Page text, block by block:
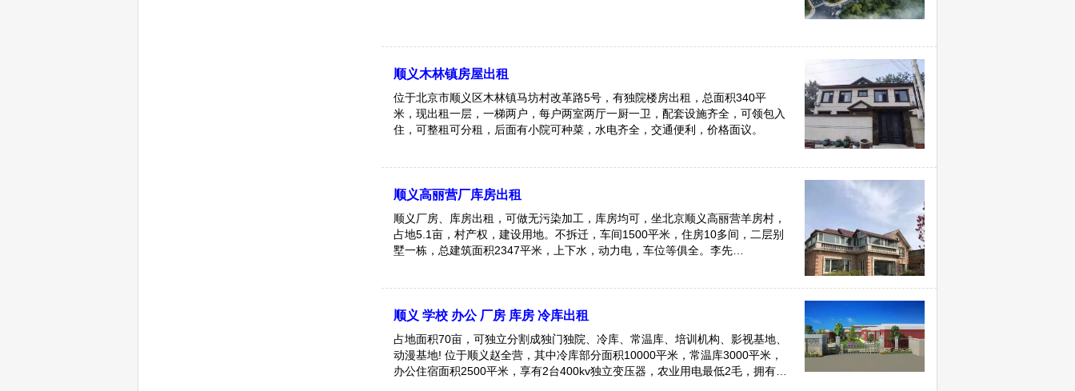
顺义木林镇房屋出租
位于北京市顺义区木林镇马坊村改革路5号，有独院楼房出租，总面积340平
米，现出租一层，一梯两户，每户两室两厅一厨一卫，配套设施齐全，可领包入
住，可整租可分租，后面有小院可种菜，水电齐全，交通便利，价格面议。
顺义高丽营厂库房出租
顺义厂房、库房出租，可做无污染加工，库房均可，坐北京顺义高丽营羊房村，
占地5.1亩，村产权，建设用地。不拆迁，车间1500平米，住房10多间，二层别
墅一栋，总建筑面积2347平米，上下水，动力电，车位等俱全。李先
顺义 学校 办公 厂房 库房 冷库出租
占地面积70亩，可独立分割成独门独院、冷库、常温库、培训机构、影视基地、
动漫基地! 位于顺义赵全营，其中冷库部分面积10000平米，常温库3000平米，
办公住宿面积2500平米，享有2台400kv独立变压器，农业用电最低2毛，拥有得